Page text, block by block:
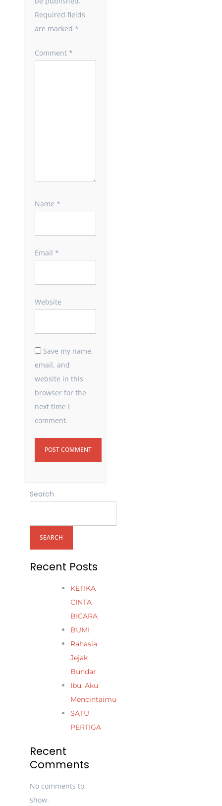
Required fields
are marked *
Comment *
Name *
Email *
Website
Save my name,
email, and
website in this
browser for the
next time I
comment.
Search
SEARCH
Recent Posts
KETIKA
CINTA
BICARA
BUMI
Rahasia
Jejak
Bundar
Ibu, Aku
Mencintaimu
SATU
PERTIGA
Recent
Comments
No comments to
show.